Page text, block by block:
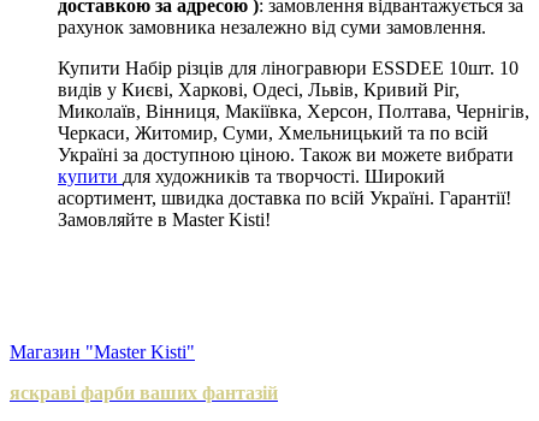
доставкою за адресою ): замовлення відвантажується за
рахунок замовника незалежно від суми замовлення.
Купити Набір різців для ліногравюри ESSDEE 10шт. 10
видів у Києві, Харкові, Одесі, Львів, Кривий Ріг,
Миколаїв, Вінниця, Макіївка, Херсон, Полтава, Чернігів,
Черкаси, Житомир, Суми, Хмельницький та по всій
Україні за доступною ціною. Також ви можете вибрати
купити для художників та творчості. Широкий
асортимент, швидка доставка по всій Україні. Гарантії!
Замовляйте в Master Kisti!
Магазин "Master Kisti"
яскраві фарби ваших фантазій